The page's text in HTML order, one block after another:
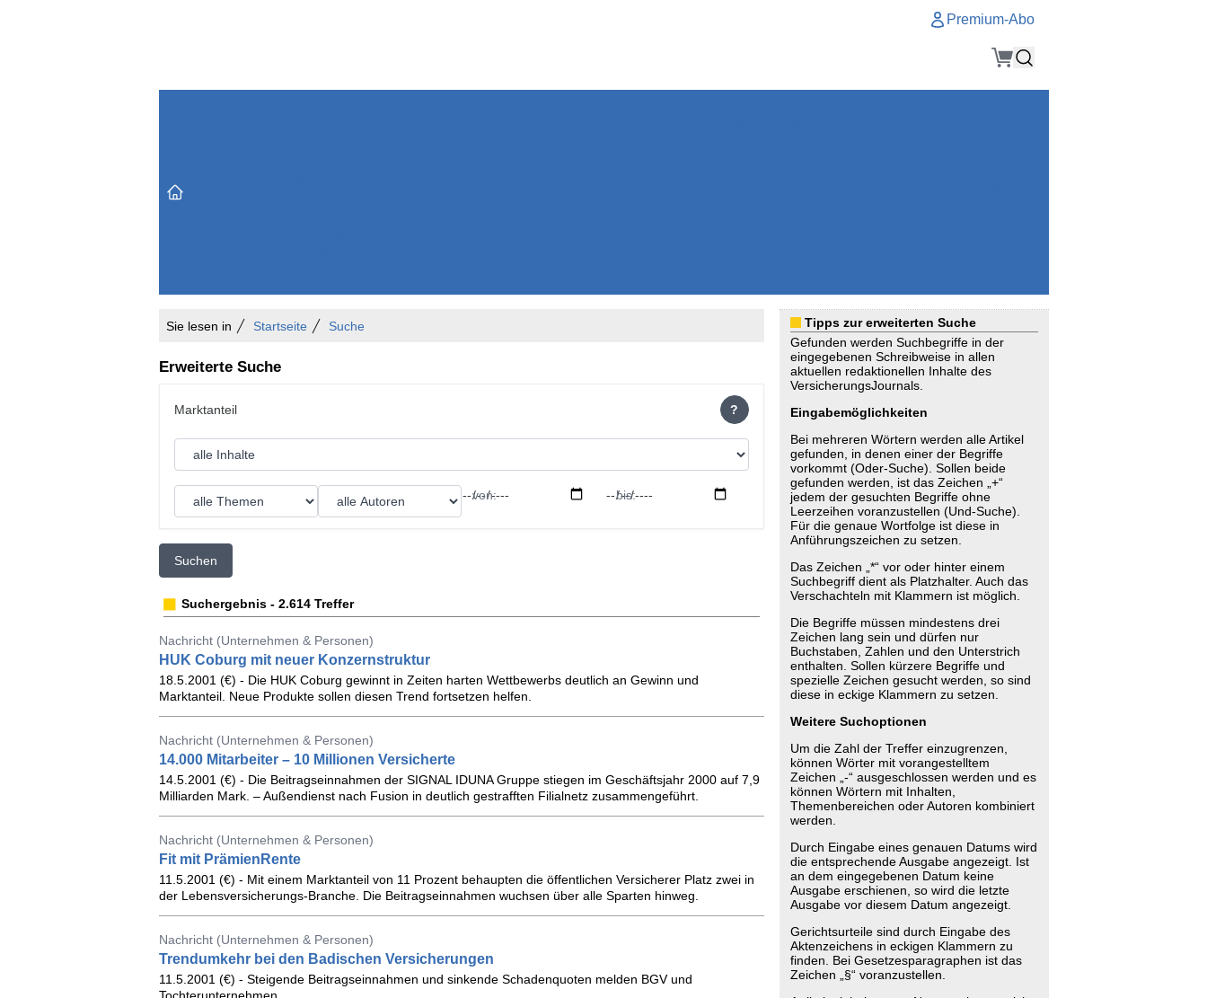
Premium-Abo
Sie lesen in Startseite Suche
Erweiterte Suche
?
von: bis:
Suchen
Suchergebnis - 2.614 Treffer
Nachricht (Unternehmen & Personen)
HUK Coburg mit neuer Konzernstruktur
18.5.2001 (€) - Die HUK Coburg gewinnt in Zeiten harten Wettbewerbs deutlich an Gewinn und
Marktanteil. Neue Produkte sollen diesen Trend fortsetzen helfen.
Nachricht (Unternehmen & Personen)
14.000 Mitarbeiter – 10 Millionen Versicherte
14.5.2001 (€) - Die Beitragseinnahmen der SIGNAL IDUNA Gruppe stiegen im Geschäftsjahr 2000 auf 7,9
Milliarden Mark. – Außendienst nach Fusion in deutlich gestrafften Filialnetz zusammengeführt.
Nachricht (Unternehmen & Personen)
Fit mit PrämienRente
11.5.2001 (€) - Mit einem Marktanteil von 11 Prozent behaupten die öffentlichen Versicherer Platz zwei in
der Lebensversicherungs-Branche. Die Beitragseinnahmen wuchsen über alle Sparten hinweg.
Nachricht (Unternehmen & Personen)
Trendumkehr bei den Badischen Versicherungen
11.5.2001 (€) - Steigende Beitragseinnahmen und sinkende Schadenquoten melden BGV und
Tipps zur erweiterten Suche
Gefunden werden Suchbegriffe in der
eingegebenen Schreibweise in allen
aktuellen redaktionellen Inhalte des
VersicherungsJournals.
Eingabemöglichkeiten
Bei mehreren Wörtern werden alle Artikel
gefunden, in denen einer der Begriffe
vorkommt (Oder-Suche). Sollen beide
gefunden werden, ist das Zeichen „+“
jedem der gesuchten Begriffe ohne
Leerzeihen voranzustellen (Und-Suche).
Für die genaue Wortfolge ist diese in
Anführungszeichen zu setzen.
Das Zeichen „*“ vor oder hinter einem
Suchbegriff dient als Platzhalter. Auch das
Verschachteln mit Klammern ist möglich.
Die Begriffe müssen mindestens drei
Zeichen lang sein und dürfen nur
Buchstaben, Zahlen und den Unterstrich
enthalten. Sollen kürzere Begriffe und
spezielle Zeichen gesucht werden, so sind
diese in eckige Klammern zu setzen.
Weitere Suchoptionen
Um die Zahl der Treffer einzugrenzen,
können Wörter mit vorangestelltem
Zeichen „-“ ausgeschlossen werden und es
können Wörtern mit Inhalten,
Themenbereichen oder Autoren kombiniert
werden.
Durch Eingabe eines genauen Datums wird
die entsprechende Ausgabe angezeigt. Ist
an dem eingegebenen Datum keine
Ausgabe erschienen, so wird die letzte
Ausgabe vor diesem Datum angezeigt.
Gerichtsurteile sind durch Eingabe des
Aktenzeichens in eckigen Klammern zu
finden. Bei Gesetzesparagraphen ist das
Zeichen „§“ voranzustellen.